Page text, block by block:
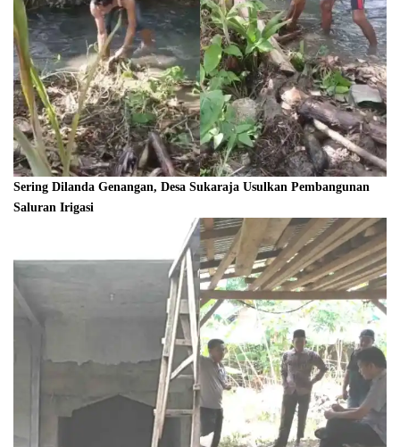
Sering Dilanda Genangan, Desa Sukaraja Usulkan Pembangunan
Saluran Irigasi